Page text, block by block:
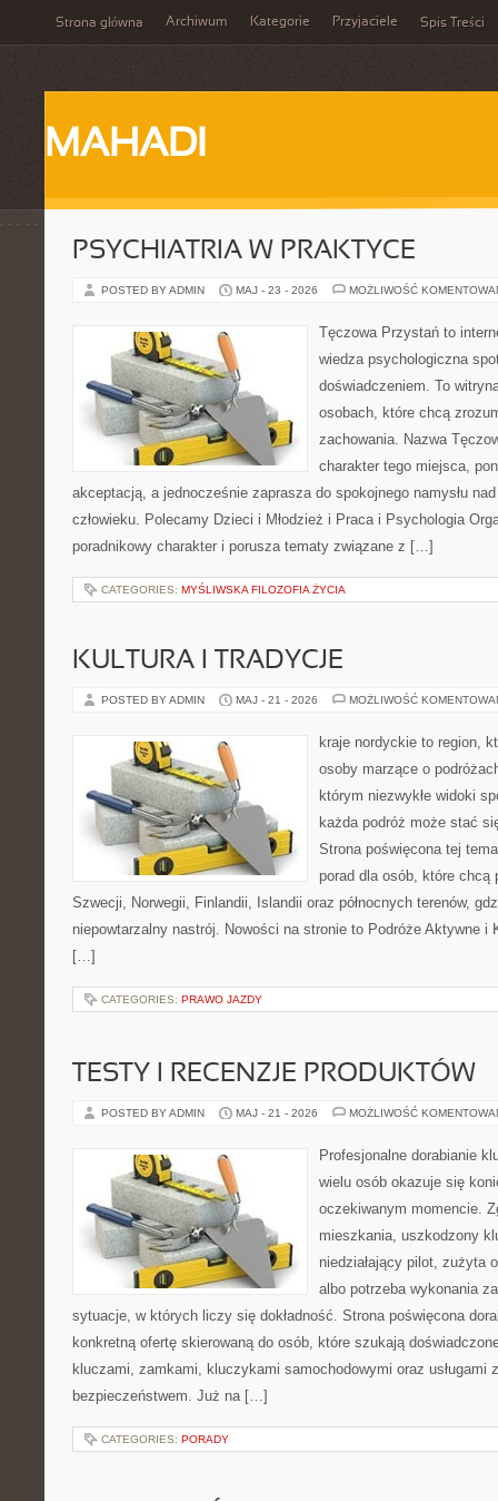
Strona główna Archiwum Kategorie Przyjaciele Spis Treści
MAHADI
PSYCHIATRIA W PRAKTYCE
POSTED BY ADMIN MAJ - 23 - 2026 MOŻLIWOŚĆ
Tęczowa Przystań to
wiedza psychologiczna
doświadczeniem. To
osobach, które chcą
zachowania. Nazwa
charakter tego miejsca,
akceptacją, a jednocześnie zaprasza do spokojnego namysłu
człowieku. Polecamy Dzieci i Młodzież i Praca i Psychologia
poradnikowy charakter i porusza tematy związane z […]
CATEGORIES: MYŚLIWSKA FILOZOFIA ŻYCIA
KULTURA I TRADYCJE
POSTED BY ADMIN MAJ - 21 - 2026 MOŻLIWOŚĆ
kraje nordyckie to region,
osoby marzące o
którym niezwykłe widoki
każda podróż może stać
Strona poświęcona tej
porad dla osób, które chcą
Szwecji, Norwegii, Finlandii, Islandii oraz północnych terenów,
niepowtarzalny nastrój. Nowości na stronie to Podróże Aktywne i
[…]
CATEGORIES: PRAWO JAZDY
TESTY I RECENZJE PRODUKTÓW
POSTED BY ADMIN MAJ - 21 - 2026 MOŻLIWOŚĆ
Profesjonalne dorabianie
wielu osób okazuje się
oczekiwanym momencie.
mieszkania, uszkodzony
niedziałający pilot, zużyta
albo potrzeba wykonania
sytuacje, w których liczy się dokładność. Strona poświęcona
konkretną ofertę skierowaną do osób, które szukają
kluczami, zamkami, kluczykami samochodowymi oraz usługami
bezpieczeństwem. Już na […]
CATEGORIES: PORADY